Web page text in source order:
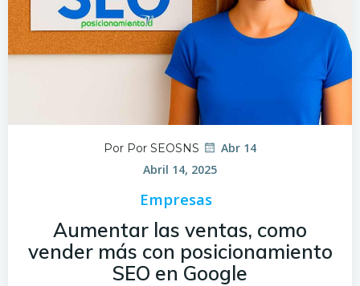
Por Por SEOSNS
Abr 14
Abril 14, 2025
Empresas
Aumentar las ventas, como
vender más con posicionamiento
SEO en Google